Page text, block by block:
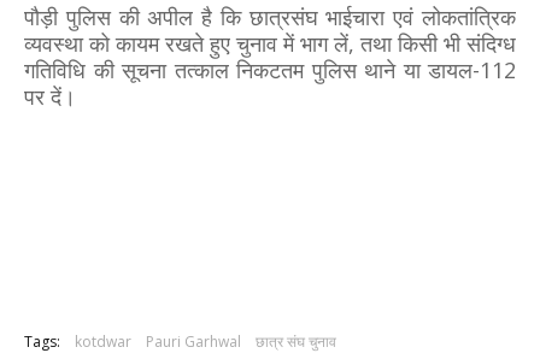
पौड़ी पुलिस की अपील है कि छात्रसंघ भाईचारा एवं लोकतांत्रिक
व्यवस्था को कायम रखते हुए चुनाव में भाग लें, तथा किसी भी संदिग्ध
गतिविधि की सूचना तत्काल निकटतम पुलिस थाने या डायल-112
पर दें।
Tags: kotdwar Pauri Garhwal छात्र संघ चुनाव